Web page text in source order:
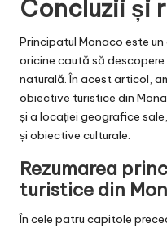
Concluzii și
Principatul Monaco este
oricine caută să descopere
naturală. În acest articol,
obiective turistice din
și a locației geografice
și obiective culturale.
Rezumarea
turistice din
În cele patru capitole